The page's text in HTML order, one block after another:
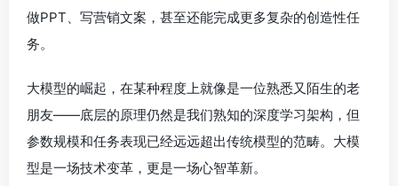
做PPT、写营销文案，甚至还能完成更多复杂的创造性任
务。
大模型的崛起，在某种程度上就像是一位熟悉又陌生的老
朋友——底层的原理仍然是我们熟知的深度学习架构，但
参数规模和任务表现已经远远超出传统模型的范畴。大模
型是一场技术变革，更是一场心智革新。